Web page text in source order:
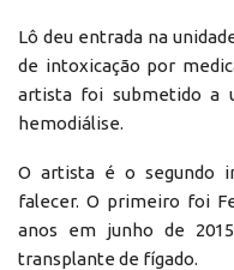
Lô deu entrada na
de intoxicação por
artista foi submetido a
hemodiálise.
O artista é o segundo
falecer. O primeiro foi
anos em junho de
transplante de fígado.